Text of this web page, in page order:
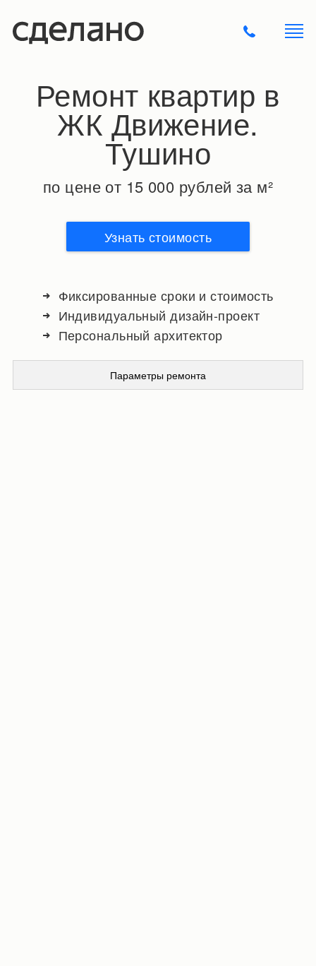
Ремонт квартир в
ЖК Движение.
Тушино
по цене от 15 000 рублей за м²
Узнать стоимость
Фиксированные сроки и стоимость
Индивидуальный дизайн-проект
Персональный архитектор
Параметры ремонта